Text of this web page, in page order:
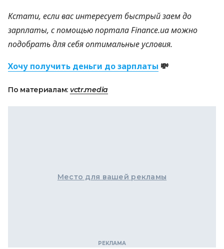
Кстати, если вас интересует быстрый заем до
зарплаты, с помощью портала Finance.ua можно
подобрать для себя оптимальные условия.
Хочу получить деньги до зарплаты 💸
По материалам: vctr.media
Место для вашей рекламы